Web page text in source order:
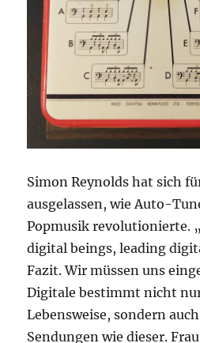
Simon Reynolds hat sich
ausgelassen, wie Auto-
Popmusik revolutionierte.
digital beings, leading
Fazit. Wir müssen uns
Digitale bestimmt nicht
Lebensweise, sondern
Sendungen wie dieser.